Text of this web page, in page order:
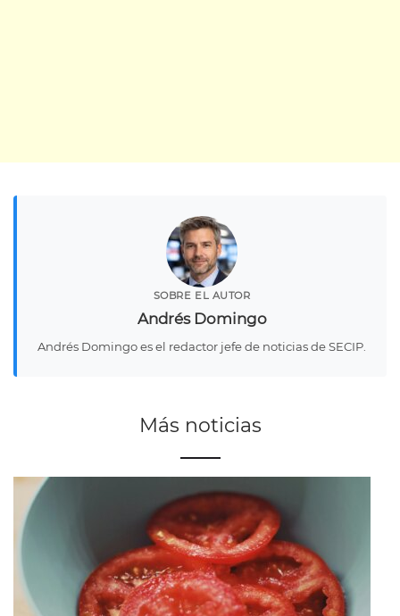
SOBRE EL AUTOR
Andrés Domingo
Andrés Domingo es el redactor jefe de noticias de SECIP.
Más noticias